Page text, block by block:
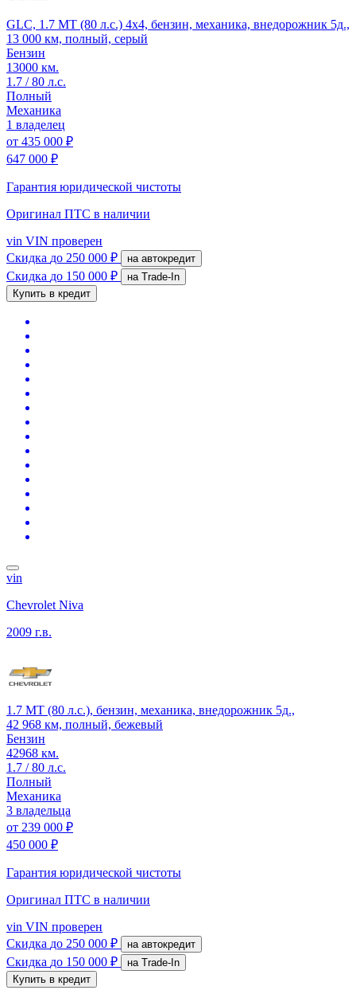
GLC, 1.7 MT (80 л.с.) 4x4, бензин, механика, внедорожник 5д.,
13 000 км, полный, серый
Бензин
13000 км.
1.7 / 80 л.с.
Полный
Механика
1 владелец
от 435 000 ₽
647 000 ₽
Гарантия юридической чистоты
Оригинал ПТС в наличии
vin VIN проверен
Скидка до 250 000 ₽ на автокредит
Скидка до 150 000 ₽
на Trade-In
Купить в кредит
vin
Chevrolet Niva
2009 г.в.
1.7 MT (80 л.с.), бензин, механика, внедорожник 5д.,
42 968 км, полный, бежевый
Бензин
42968 км.
1.7 / 80 л.с.
Полный
Механика
3 владельца
от 239 000 ₽
450 000 ₽
Гарантия юридической чистоты
Оригинал ПТС в наличии
vin VIN проверен
Скидка до 250 000 ₽ на автокредит
Скидка до 150 000 ₽
на Trade-In
Купить в кредит